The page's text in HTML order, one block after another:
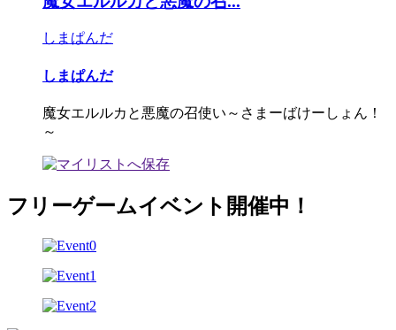
しまぱんだ
しまぱんだ
魔女エルルカと悪魔の召使い～さまーばけーしょん！
～
フリーゲームイベント開催中！